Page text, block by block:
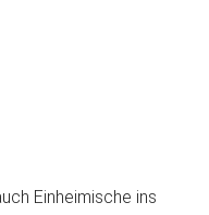
Einheimische ins